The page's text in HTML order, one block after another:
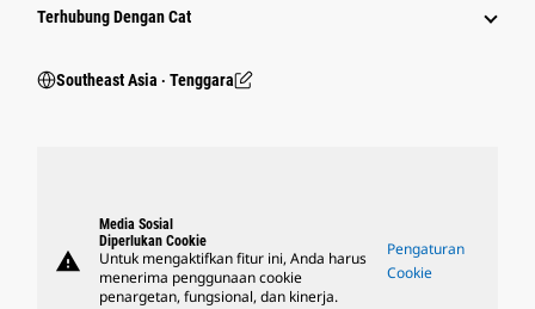
Terhubung Dengan Cat
Southeast Asia ‧ Tenggara
warning
Media Sosial
Diperlukan Cookie
Untuk mengaktifkan fitur ini, Anda harus
menerima penggunaan cookie
penargetan, fungsional, dan kinerja.
Pengaturan
Cookie